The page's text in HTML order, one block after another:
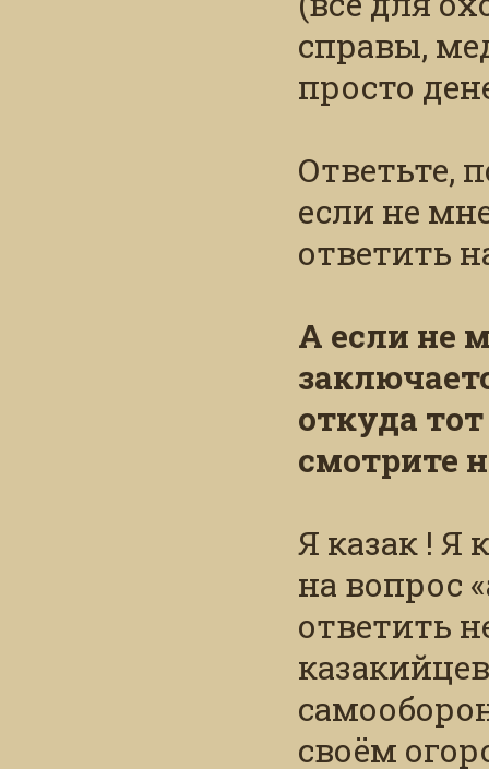
справы,
просто
Ответьте,
если не
ответить
А если не
откуда
смотрите
Я казак ! Я
на вопрос
ответить
своём